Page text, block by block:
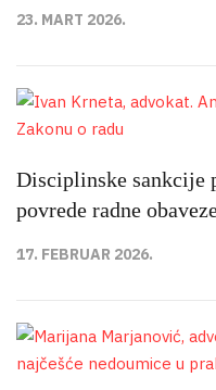
23. MART 2026.
Disciplinske sankcije
povrede radne
17. FEBRUAR 2026.